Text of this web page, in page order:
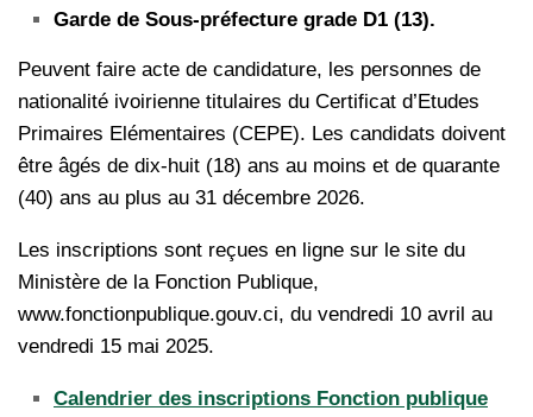
Garde de Sous-préfecture grade D1 (13).
Peuvent faire acte de candidature, les personnes de
nationalité ivoirienne titulaires du Certificat d’Etudes
Primaires Elémentaires (CEPE). Les candidats doivent
être âgés de dix-huit (18) ans au moins et de quarante
(40) ans au plus au 31 décembre 2026.
Les inscriptions sont reçues en ligne sur le site du
Ministère de la Fonction Publique,
www.fonctionpublique.gouv.ci, du vendredi 10 avril au
vendredi 15 mai 2025.
Calendrier des inscriptions Fonction publique